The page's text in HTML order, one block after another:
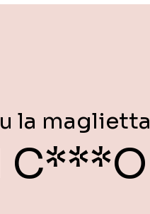
la maglietta
C***O